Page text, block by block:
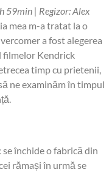
59min | Regizor: Alex
mea m-a tratat la o
a fost alegerea
filmelor Kendrick
timp cu prietenii,
ne examinăm în timpul
închide o fabrică din
rămași în urmă se